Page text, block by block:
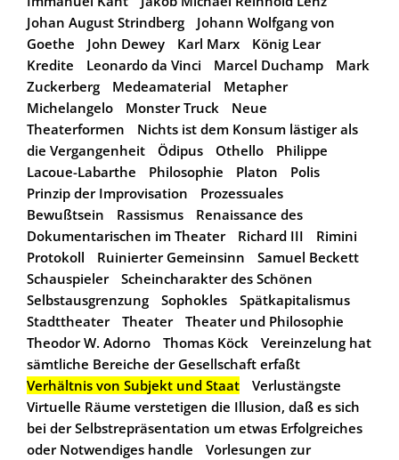
Johan August Strindberg
Johann Wolfgang von
Goethe
John Dewey Karl Marx
König Lear
Kredite
Leonardo da Vinci Marcel Duchamp
Mark
Zuckerberg
Medeamaterial
Metapher
Michelangelo
Monster Truck
Neue
Theaterformen
Nichts ist dem Konsum lästiger als
die Vergangenheit
Ödipus Othello
Philippe
Lacoue-Labarthe
Philosophie Platon
Polis
Prinzip der Improvisation
Prozessuales
Bewußtsein
Rassismus
Renaissance des
Dokumentarischen im Theater
Richard III
Rimini
Protokoll
Ruinierter Gemeinsinn
Samuel Beckett
Schauspieler
Scheincharakter des Schönen
Selbstausgrenzung
Sophokles
Spätkapitalismus
Stadttheater
Theater
Theater und Philosophie
Theodor W. Adorno
Thomas Köck
Vereinzelung hat
sämtliche Bereiche der Gesellschaft erfaßt
Verhältnis von Subjekt und Staat
Verlustängste
Virtuelle Räume verstetigen die Illusion, daß es sich
bei der Selbstrepräsentation um etwas Erfolgreiches
oder Notwendiges handle
Vorlesungen zur